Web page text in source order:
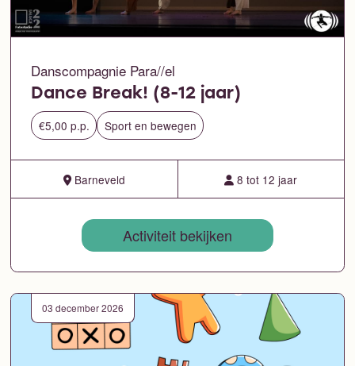
Danscompagnie Para//el
Dance Break! (8-12 jaar)
€5,00 p.p. Sport en bewegen
Barneveld 8 tot 12 jaar
Activiteit bekijken
03 december 2026